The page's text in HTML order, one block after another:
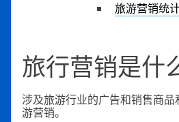
旅游营销统
旅行营销是什
涉及旅游行业的广告和销售商
游营销。